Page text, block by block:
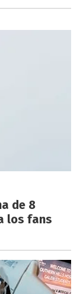
de 8
los fans